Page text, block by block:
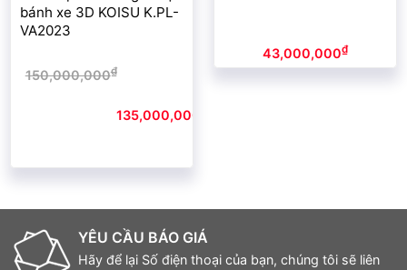
bánh xe 3D KOISU K.PL-
VA2023
150,000,000₫
150,000,000₫.135,000,000
43,000,000₫
YÊU CẦU BÁO GIÁ
Hãy để lại Số điện thoại của bạn, chúng tôi sẽ liên